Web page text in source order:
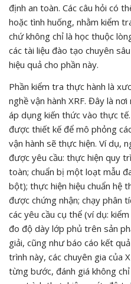
định an toàn. Các câu hỏi có
hoặc tình huống, nhằm kiểm
chứ không chỉ là học thuộc
các tài liệu đào tạo chuyên
hiệu quả cho phần này.
Phần kiểm tra thực hành là
nghề vận hành XRF. Đây là
áp dụng kiến thức vào thực
được thiết kế để mô phỏng
vận hành sẽ thực hiện. Ví dụ,
được yêu cầu: thực hiện quy
toàn; chuẩn bị một loạt mẫu
bột); thực hiện hiệu chuẩn hệ
được chứng nhận; chạy phân
các yêu cầu cụ thể (ví dụ:
đo độ dày lớp phủ trên sản
giải, cũng như báo cáo kết
trình này, các chuyên gia của
từng bước, đánh giá không